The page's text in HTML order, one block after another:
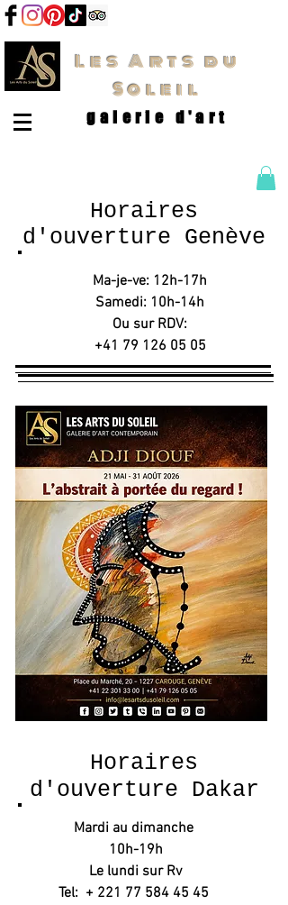
Les Arts du
Soleil
galerie d'art
Horaires
d'ouverture Genève
Ma-je-ve: 12h-17h
Samedi: 10h-14h
Ou sur RDV:
+41 79 126 05 05
Horaires
d'ouverture Dakar
Mardi au dimanche
10h-19h
Le lundi sur Rv
Tel: + 221 77 584 45 45